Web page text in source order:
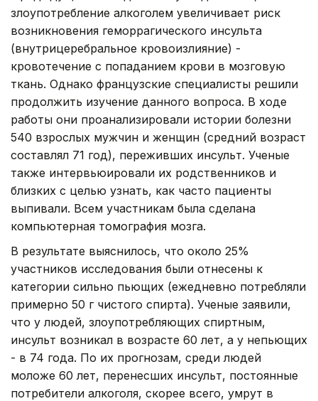
злоупотребление алкоголем увеличивает риск
возникновения геморрагического инсульта
(внутрицеребральное кровоизлияние) -
кровотечение с попаданием крови в мозговую
ткань. Однако французские специалисты решили
продолжить изучение данного вопроса. В ходе
работы они проанализировали истории болезни
540 взрослых мужчин и женщин (средний возраст
составлял 71 год), переживших инсульт. Ученые
также интервьюировали их родственников и
близких с целью узнать, как часто пациенты
выпивали. Всем участникам была сделана
компьютерная томография мозга.
В результате выяснилось, что около 25%
участников исследования были отнесены к
категории сильно пьющих (ежедневно потребляли
примерно 50 г чистого спирта). Ученые заявили,
что у людей, злоупотребляющих спиртным,
инсульт возникал в возрасте 60 лет, а у непьющих
- в 74 года. По их прогнозам, среди людей
моложе 60 лет, перенесших инсульт, постоянные
потребители алкоголя, скорее всего, умрут в